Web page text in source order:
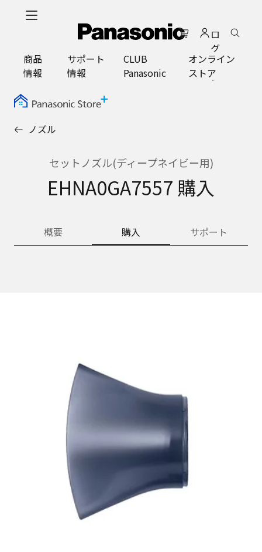
ロ
グ
イ
ン
商品
情報
サポート
情報
CLUB
Panasonic
オンライン
ストア
ノズル
セットノズル(ディープネイビー用)
EHNA0GA7557 購入
概要 購入 サポート